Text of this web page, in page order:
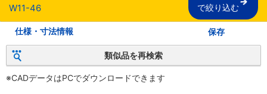
W11-46
で絞り込む
仕様・寸法情報 保存
類似品を再検索
※CADデータはPCでダウンロードできます